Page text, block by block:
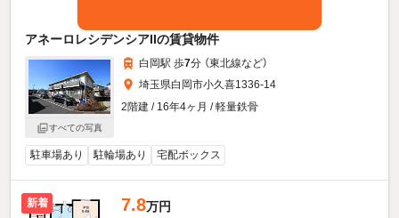
アネーロレシデンシアIIの賃貸物件
すべての写真
白岡駅 歩7分 （東北線など）
埼玉県白岡市小久喜1336-14
2階建 / 16年4ヶ月 / 軽量鉄骨
駐車場あり 駐輪場あり 宅配ボックス
新着 7.8万円